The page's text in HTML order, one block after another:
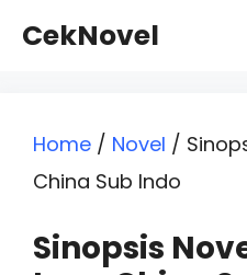
CekNovel
Home / Novel /
China Sub Indo
Sinopsis